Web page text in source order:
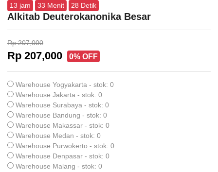
13 jam 33 Menit 27 Detik
Alkitab Deuterokanonika Besar
Rp 207,000
Rp 207,000 0% OFF
Warehouse Yogyakarta - stok: 0
Warehouse Jakarta - stok: 0
Warehouse Surabaya - stok: 0
Warehouse Bandung - stok: 0
Warehouse Makassar - stok: 0
Warehouse Medan - stok: 0
Warehouse Purwokerto - stok: 0
Warehouse Denpasar - stok: 0
Warehouse Malang - stok: 0